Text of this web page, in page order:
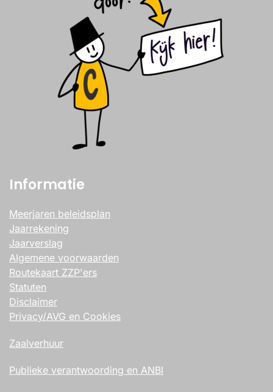
Informatie
Meerjaren beleidsplan
Jaarrekening
Jaarverslag
Algemene voorwaarden
Routekaart ZZP'ers
Statuten
Disclaimer
Privacy/AVG en Cookies
Zaalverhuur
Publieke verantwoording en ANBI